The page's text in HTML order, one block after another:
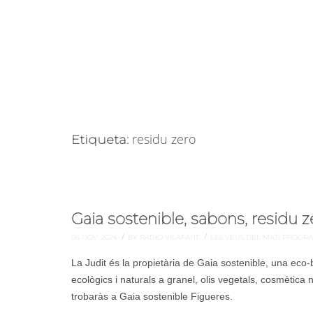
Etiqueta: residu zero
Gaia sostenible, sabons, residu
06 NOV. 2024 / BY RADIO VILAFANT / LES VEUS DEL MATÍ
La Judit és la propietària de Gaia sostenible, una
ecològics i naturals a granel, olis vegetals,
trobaràs a Gaia sostenible Figueres.